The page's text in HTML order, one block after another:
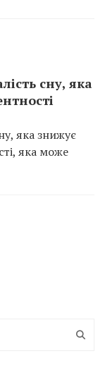
сну, яка
яка знижує
яка може